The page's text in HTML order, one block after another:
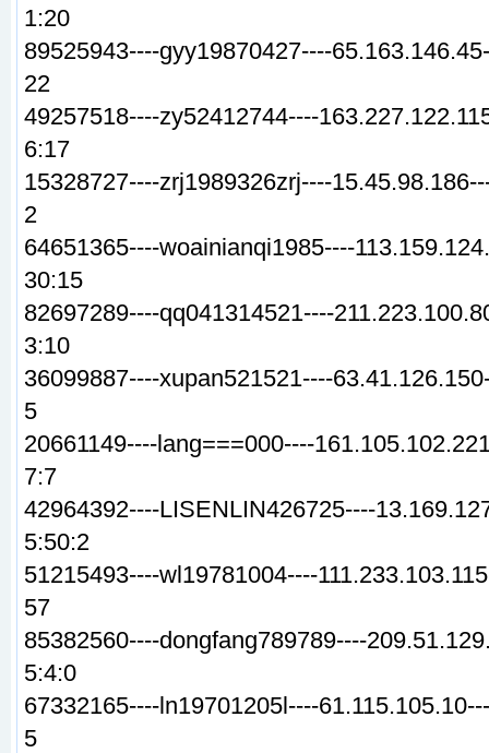
1:20
89525943----gyy19870427----
22
49257518----zy52412744----
6:17
15328727----zrj1989326zrj----
2
64651365----woainianqi1985----
30:15
82697289----qq041314521----
3:10
36099887----xupan521521----
5
20661149----lang===000----
7:7
42964392----LISENLIN426725----
5:50:2
51215493----wl19781004----111.
57
85382560----dongfang789789----
5:4:0
67332165----ln19701205l----
5